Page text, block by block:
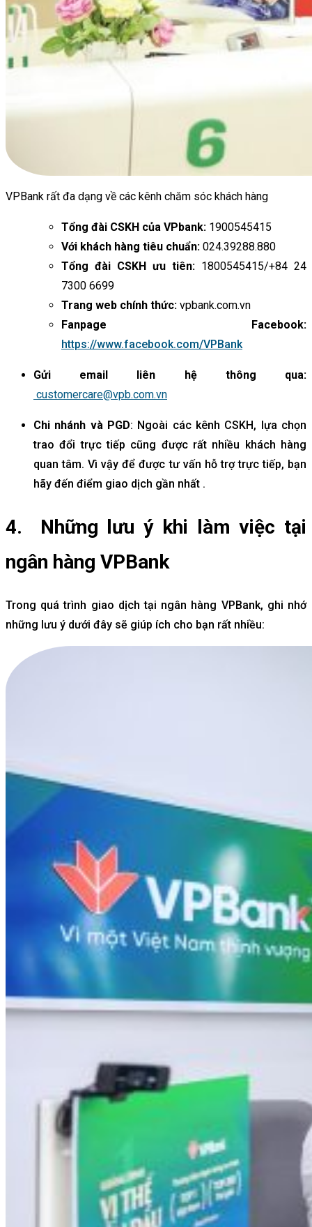
VPBank rất đa dạng về các kênh chăm sóc khách hàng
Tổng đài CSKH của VPbank: 1900545415
Với khách hàng tiêu chuẩn: 024.39288.880
Tổng đài CSKH ưu tiên: 1800545415/+84 24
7300 6699
Trang web chính thức: vpbank.com.vn
Fanpage Facebook:
https://www.facebook.com/VPBank
Gửi email liên hệ thông qua:
customercare@vpb.com.vn
Chi nhánh và PGD: Ngoài các kênh CSKH, lựa chọn
trao đổi trực tiếp cũng được rất nhiều khách hàng
quan tâm. Vì vậy để được tư vấn hỗ trợ trực tiếp, bạn
hãy đến điểm giao dịch gần nhất .
4. Những lưu ý khi làm việc tại
ngân hàng VPBank
Trong quá trình giao dịch tại ngân hàng VPBank, ghi nhớ
những lưu ý dưới đây sẽ giúp ích cho bạn rất nhiều: